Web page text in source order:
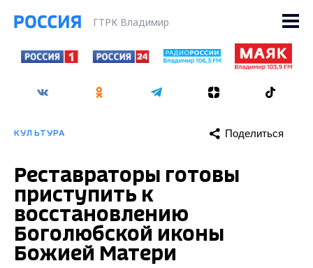
ГТРК Владимир
КУЛЬТУРА Поделиться
Реставраторы готовы
приступить к
восстановлению
Боголюбской иконы
Божией Матери